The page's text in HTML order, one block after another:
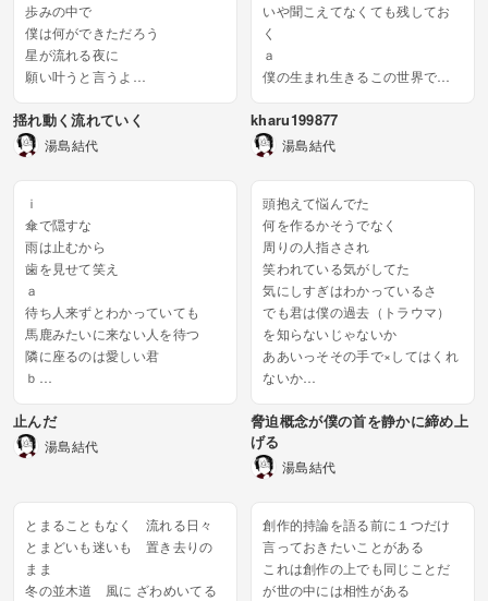
歩みの中で
僕は何ができただろう
星が流れる夜に
願い叶うと言うよ
揺れ動く流れていく
湯島結代
いや聞こえてなくても残してお
く
ａ
僕の生まれ生きるこの世界では
僕の命かけて戦人（いくさび
と）になる...
kharu199877
湯島結代
ｉ
傘で隠すな
雨は止むから
歯を見せて笑え
ａ
待ち人来ずとわかっていても
馬鹿みたいに来ない人を待つ
隣に座るのは愛しい君
ｂ
止んだ
湯島結代
頭抱えて悩んでた
何を作るかそうでなく
周りの人指さされ
笑われている気がしてた
気にしすぎはわかっているさ
でも君は僕の過去（トラウマ）
を知らないじゃないか
ああいっそその手で×してはくれ
ないか
言えないよ
そうそっと君の元から消えたい
のに
脅迫概念が僕の首を静かに締め上
げる
湯島結代
とまることもなく 流れる日々
とまどいも迷いも 置き去りの
まま
冬の並木道 風に ざわめいてる
創作的持論を語る前に１つだけ
言っておきたいことがある
これは創作の上でも同じことだ
が世の中には相性がある